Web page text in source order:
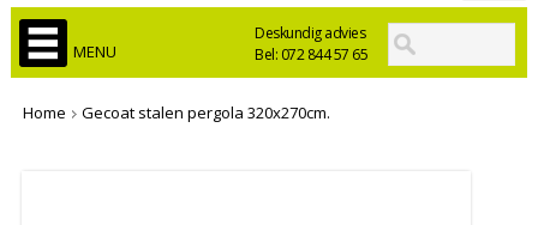
Deskundig advies
Bel: 072 844 57 65
MENU
Home Gecoat stalen pergola 320x270cm.